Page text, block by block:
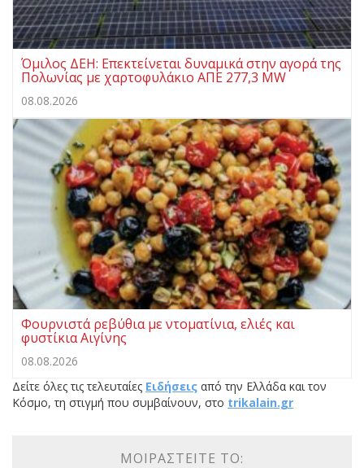
Όμιλος ΔΕΗ: Επεκτείνεται δυναμικά στην αγορά της
Πολωνίας με χαρτοφυλάκιο ΑΠΕ 277,3 MW
08.08.2026
Φουρνιστά ρεβύθια με ντοματίνια, ελιές και
φυστίκια Αιγίνης
08.08.2026
Δείτε όλες τις τελευταίες Ειδήσεις από την Ελλάδα και τον
Κόσμο, τη στιγμή που συμβαίνουν, στο trikalain.gr
ΜΟΙΡΑΣΤΕΊΤΕ ΤΟ: